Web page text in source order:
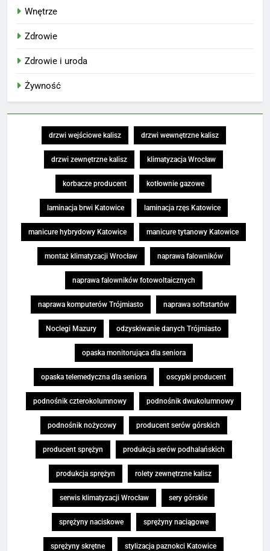
Wnętrze
Zdrowie
Zdrowie i uroda
Żywność
drzwi wejściowe kalisz drzwi wewnętrzne kalisz
drzwi zewnętrzne kalisz klimatyzacja Wrocław
korbacze producent kotłownie gazowe
laminacja brwi Katowice laminacja rzęs Katowice
manicure hybrydowy Katowice manicure tytanowy Katowice
montaż klimatyzacji Wrocław naprawa falowników
naprawa falowników fotowoltaicznych
naprawa komputerów Trójmiasto naprawa softstartów
Noclegi Mazury odzyskiwanie danych Trójmiasto
opaska monitorująca dla seniora
opaska telemedyczna dla seniora oscypki producent
podnośnik czterokolumnowy podnośnik dwukolumnowy
podnośnik nożycowy producent serów górskich
producent sprężyn produkcja serów podhalańskich
produkcja sprężyn rolety zewnętrzne kalisz
serwis klimatyzacji Wrocław sery górskie
sprężyny naciskowe sprężyny naciągowe
sprężyny skrętne stylizacja paznokci Katowice